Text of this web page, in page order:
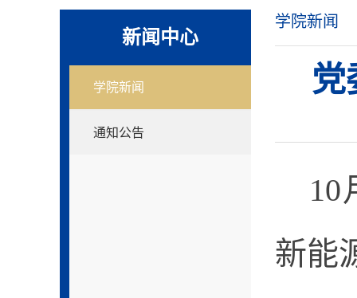
新闻中心
学院新闻
通知公告
学院新闻
党
10
新能